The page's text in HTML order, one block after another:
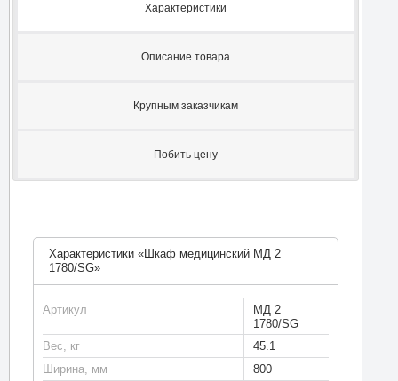
Характеристики
Описание товара
Крупным заказчикам
Побить цену
Характеристики «Шкаф медицинский МД 2
1780/SG»
Артикул
МД 2
1780/SG
Вес, кг
45.1
Ширина, мм
800